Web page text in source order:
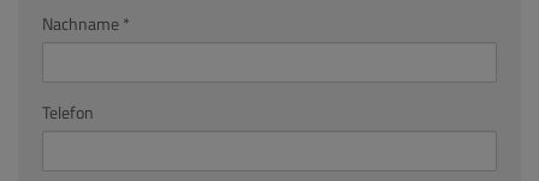
Nachname
Telefon